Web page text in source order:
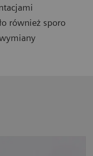
również sporo